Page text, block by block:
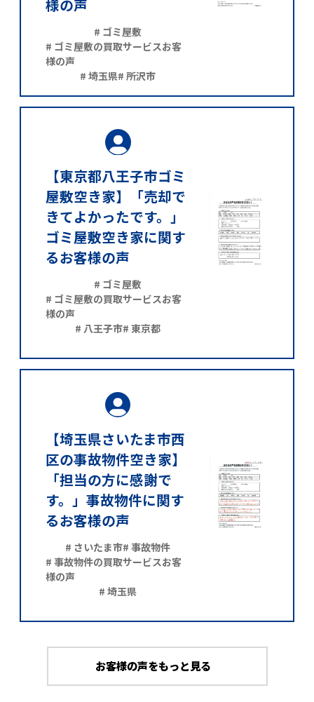
様の声
# ゴミ屋敷
# ゴミ屋敷の買取サービスお客
様の声
# 埼玉県# 所沢市
【東京都八王子市ゴミ
屋敷空き家】「売却で
きてよかったです。」
ゴミ屋敷空き家に関す
るお客様の声
# ゴミ屋敷
# ゴミ屋敷の買取サービスお客
様の声
# 八王子市# 東京都
【埼玉県さいたま市西
区の事故物件空き家】
「担当の方に感謝で
す。」事故物件に関す
るお客様の声
# さいたま市# 事故物件
# 事故物件の買取サービスお客
様の声
# 埼玉県
お客様の声をもっと見る